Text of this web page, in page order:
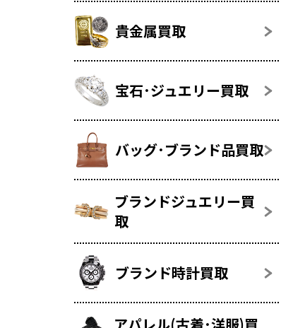
貴金属買取
宝石･ジュエリー買取
バッグ･ブランド品買取
ブランドジュエリー買
取
ブランド時計買取